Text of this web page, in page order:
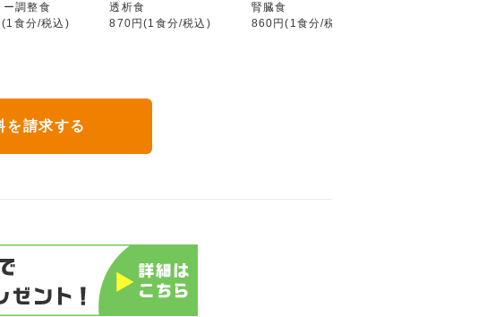
ー調整食
食分/税込)
透析食
870円(1食分/税込)
腎臓食
860円(1食分/税込)
を請求する